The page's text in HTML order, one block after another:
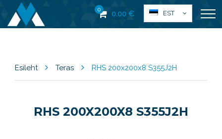
0 0.00 € EST
Esileht Teras RHS 200x200x8 S355J2H
RHS 200X200X8 S355J2H